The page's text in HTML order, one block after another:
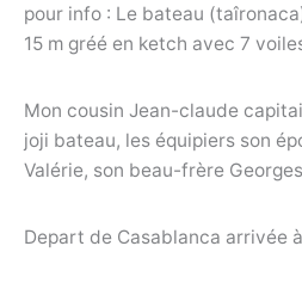
pour info : Le bateau
15 m gréé en ketch avec 7
Mon cousin Jean-claude
joji bateau, les équipiers son
Valérie, son beau-frère
Depart de Casablanca arrivée